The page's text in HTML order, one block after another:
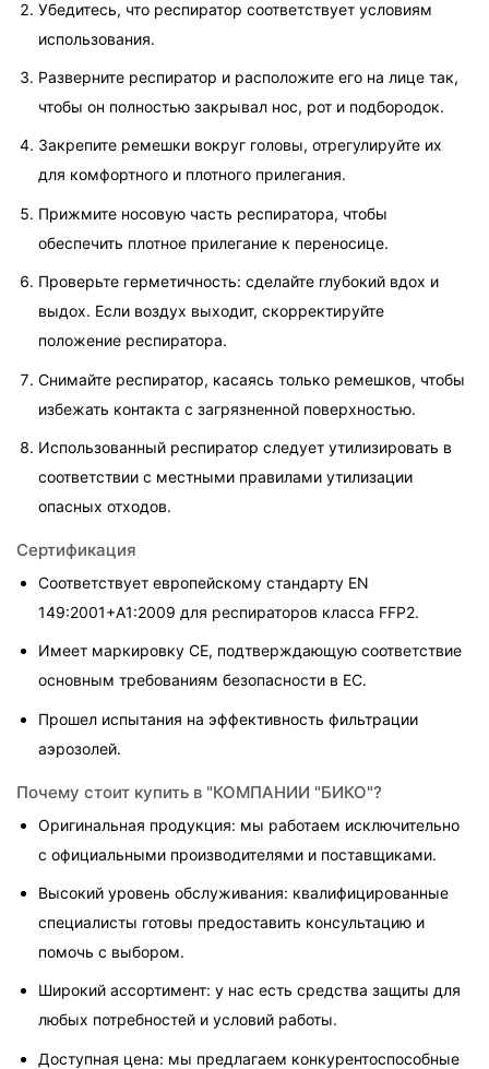
Убедитесь, что респиратор соответствует условиям
использования.
Разверните респиратор и расположите его на лице так,
чтобы он полностью закрывал нос, рот и подбородок.
Закрепите ремешки вокруг головы, отрегулируйте их
для комфортного и плотного прилегания.
Прижмите носовую часть респиратора, чтобы
обеспечить плотное прилегание к переносице.
Проверьте герметичность: сделайте глубокий вдох и
выдох. Если воздух выходит, скорректируйте
положение респиратора.
Снимайте респиратор, касаясь только ремешков, чтобы
избежать контакта с загрязненной поверхностью.
Использованный респиратор следует утилизировать в
соответствии с местными правилами утилизации
опасных отходов.
Сертификация
Соответствует европейскому стандарту EN
149:2001+A1:2009 для респираторов класса FFP2.
Имеет маркировку CE, подтверждающую соответствие
основным требованиям безопасности в ЕС.
Прошел испытания на эффективность фильтрации
аэрозолей.
Почему стоит купить в "КОМПАНИИ "БИКО"?
Оригинальная продукция: мы работаем исключительно
с официальными производителями и поставщиками.
Высокий уровень обслуживания: квалифицированные
специалисты готовы предоставить консультацию и
помочь с выбором.
Широкий ассортимент: у нас есть средства защиты для
любых потребностей и условий работы.
Доступная цена: мы предлагаем конкурентоспособные